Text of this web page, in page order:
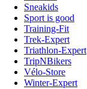
Sneakids
Sport is good
Training-Fit
Trek-Expert
Triathlon-Expert
TripNBikers
Vélo-Store
Winter-Expert